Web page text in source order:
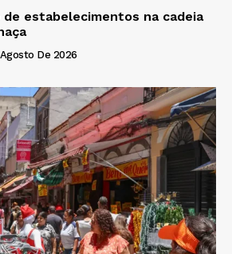
de estabelecimentos na cadeia
De 2026